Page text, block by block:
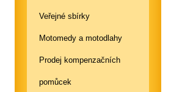
Veřejné sbírky
Motomedy a motodlahy
Prodej kompenzačních
pomůcek